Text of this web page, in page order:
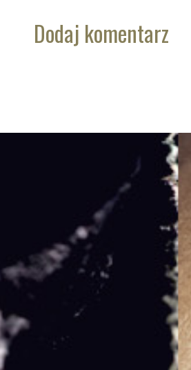
Dodaj komentarz